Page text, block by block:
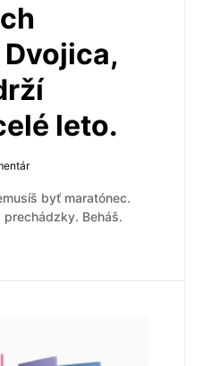
leto.
byť maratónec.
prechádzky. Beháš.